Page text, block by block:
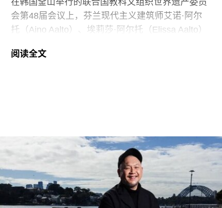
在韩国釜山举行的联合国教科文组织世界遗产委员
会第48届会议上，芬兰现代主义建筑师艾诺·阿尔
托（Aino Aalto）、埃莉莎·阿尔托（Elissa Aalto）
列入世界遗产名录。这组统称为“阿尔托作品”
空间，涵盖住宅、公共、市政、社区及文化建筑。
根据联合国教科文组织的说明，这些作品展现了“以
人为本、因地制宜且富有同理心的设计理念，体现
了芬兰对现代建筑的重要贡献”。
入选项目中最早期的代表作之一是位于赫尔辛基的
阅读全文